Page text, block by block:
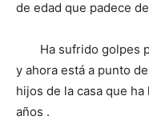
de edad que padece
Ha sufrido golpes
y ahora está a punto
hijos de la casa que
años .